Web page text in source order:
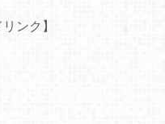
ンク】